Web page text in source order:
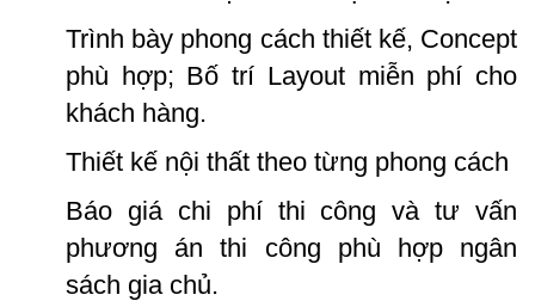
Trình bày phong cách thiết kế, Concept
phù hợp; Bố trí Layout miễn phí cho
khách hàng.
Thiết kế nội thất theo từng phong cách
Báo giá chi phí thi công và tư vấn
phương án thi công phù hợp ngân
sách gia chủ.